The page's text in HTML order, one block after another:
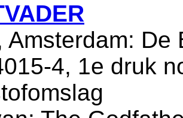
Amsterdam:
4, 1e druk